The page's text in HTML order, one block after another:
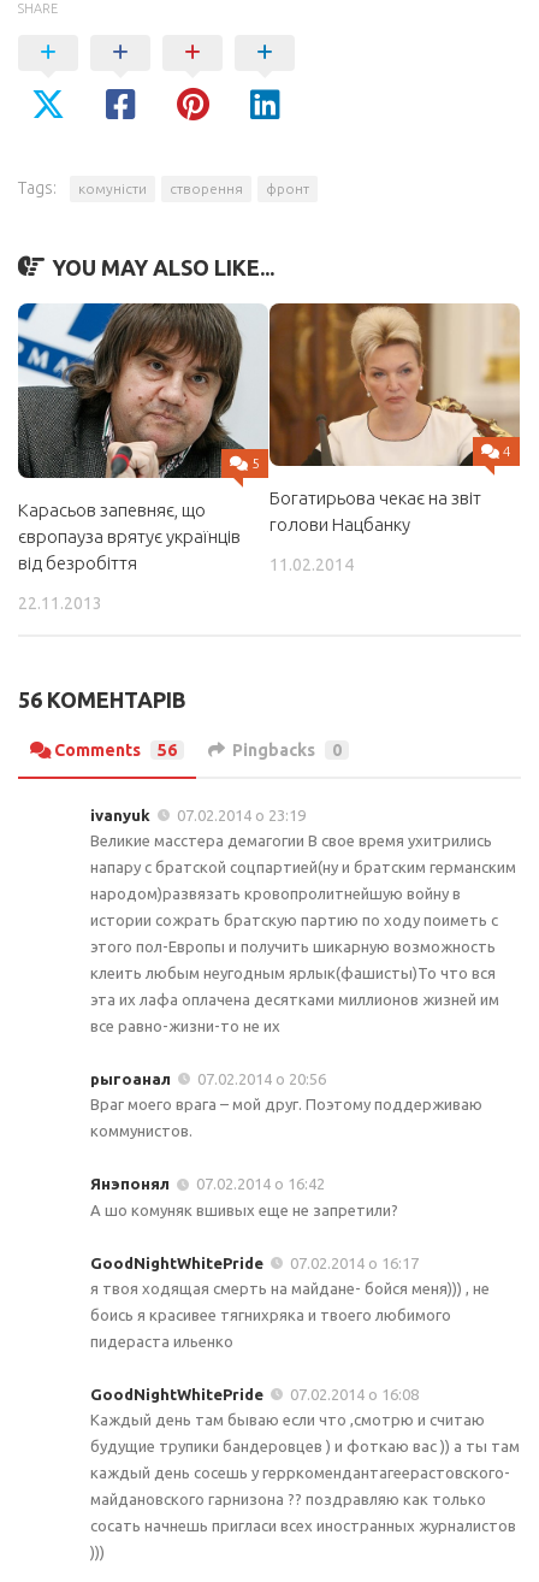
SHARE
Tags: комуністи створення фронт
YOU MAY ALSO LIKE...
5
Карасьов запевняє, що
європауза врятує українців
від безробіття
22.11.2013
4
Богатирьова чекає на звіт
голови Нацбанку
11.02.2014
56 КОМЕНТАРІВ
Comments 56 Pingbacks 0
ivanyuk
07.02.2014 о 23:19
Великие масстера демагогии В свое время ухитрились
напару с братской соцпартией(ну и братским германским
народом)развязать кровопролитнейшую войну в
истории сожрать братскую партию по ходу поиметь с
этого пол-Европы и получить шикарную возможность
клеить любым неугодным ярлык(фашисты)То что вся
эта их лафа оплачена десятками миллионов жизней им
все равно-жизни-то не их
рыгоанал
07.02.2014 о 20:56
Враг моего врага – мой друг. Поэтому поддерживаю
коммунистов.
Янэпонял
07.02.2014 о 16:42
А шо комуняк вшивых еще не запретили?
GoodNightWhitePride
07.02.2014 о 16:17
я твоя ходящая смерть на майдане- бойся меня))) , не
боись я красивее тягнихряка и твоего любимого
пидераста ильенко
GoodNightWhitePride
07.02.2014 о 16:08
Каждый день там бываю если что ,смотрю и считаю
будущие трупики бандеровцев ) и фоткаю вас )) а ты там
каждый день сосешь у герркомендантагеерастовского-
майдановского гарнизона ?? поздравляю как только
сосать начнешь пригласи всех иностранных журналистов
)))